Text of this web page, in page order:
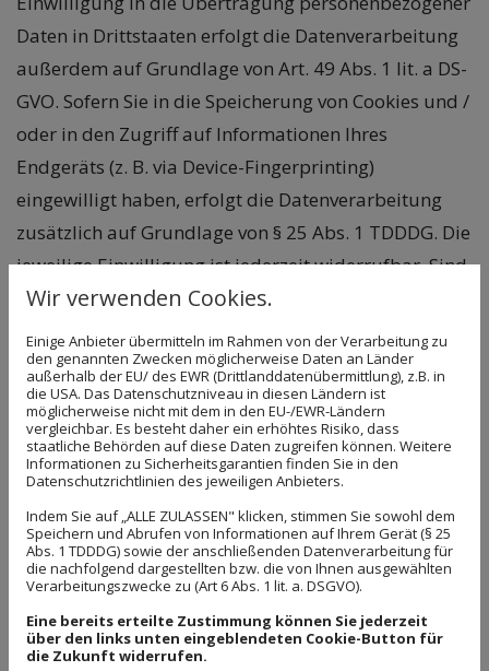
Daten in Drittstaaten erfolgt die Datenverarbeitung
außerdem auf Grundlage von Art. 49 Abs. 1 lit. a DS-
GVO. Sofern Sie in die Speicherung von Cookies und /
oder in den Zugriff auf Informationen Ihres
Endgeräts (z. B. via Device-Fingerprinting)
eingewilligt haben, erfolgt die Datenverarbeitung
zusätzlich auf Grundlage von § 25 Abs. 1 TDDDG. Die
jeweilige Einwilligung ist jederzeit widerrufbar. Sind
Ihre Daten zur Vertragserfüllung oder zur
Durchführung vorvertraglicher Maßnahmen
erforderlich, verarbeiten wir Ihre Daten auf
Grundlage des Art. 6 Abs. 1 lit. b DS-GVO. Des
Weiteren verarbeiten wir Ihre Daten, sofern diese zur
Erfüllung einer rechtlichen Verpflichtung
erforderlich sind, auf Grundlage von Art. 6 Abs. 1 lit.
c DS-GVO. Die Datenverarbeitung kann ferner auf
Grundlage unseres berechtigten Interesses nach Art.
6 Abs. 1 lit. f DS-GVO erfolgen. Über die jeweils im
Einzelfall einschlägigen Rechtsgrundlagen wird in
den folgenden Absätzen dieser
Wir verwenden Cookies.
Einige Anbieter übermitteln im Rahmen von der Verarbeitung zu
den genannten Zwecken möglicherweise Daten an Länder
außerhalb der EU/ des EWR (Drittlanddatenübermittlung), z.B. in
die USA. Das Datenschutzniveau in diesen Ländern ist
möglicherweise nicht mit dem in den EU-/EWR-Ländern
vergleichbar. Es besteht daher ein erhöhtes Risiko, dass
staatliche Behörden auf diese Daten zugreifen können. Weitere
Informationen zu Sicherheitsgarantien finden Sie in den
Datenschutzrichtlinien des jeweiligen Anbieters.
Indem Sie auf „ALLE ZULASSEN" klicken, stimmen Sie sowohl dem
Speichern und Abrufen von Informationen auf Ihrem Gerät (§ 25
Abs. 1 TDDDG) sowie der anschließenden Datenverarbeitung für
die nachfolgend dargestellten bzw. die von Ihnen ausgewählten
Verarbeitungszwecke zu (Art 6 Abs. 1 lit. a. DSGVO).
Eine bereits erteilte Zustimmung können Sie jederzeit
über den links unten eingeblendeten Cookie-Button für
die Zukunft widerrufen.